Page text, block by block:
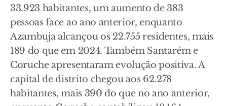
33.923 habitantes, um aumento de 383
pessoas face ao ano anterior, enquanto
Azambuja alcançou os 22.755 residentes, mais
189 do que em 2024. Também Santarém e
Coruche apresentaram evolução positiva. A
capital de distrito chegou aos 62.278
habitantes, mais 390 do que no ano anterior,